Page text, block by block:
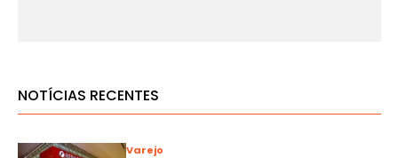
NOTÍCIAS RECENTES
Varejo